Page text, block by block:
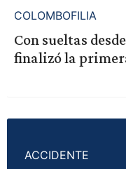
COLOMBOFILIA
Con sueltas
finalizó la
ACCIDENTE